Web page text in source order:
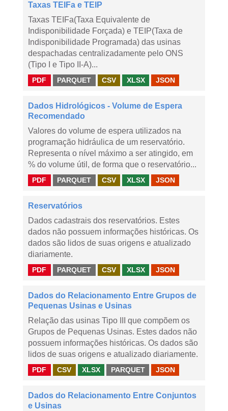
Taxas TEIFa e TEIP
Taxas TEIFa(Taxa Equivalente de
Indisponibilidade Forçada) e TEIP(Taxa de
Indisponibilidade Programada) das usinas
despachadas centralizadamente pelo ONS
(Tipo I e Tipo II-A)...
PDF PARQUET CSV XLSX JSON
Dados Hidrológicos - Volume de Espera
Recomendado
Valores do volume de espera utilizados na
programação hidráulica de um reservatório.
Representa o nível máximo a ser atingido, em
% do volume útil, de forma que o reservatório...
PDF PARQUET CSV XLSX JSON
Reservatórios
Dados cadastrais dos reservatórios. Estes
dados não possuem informações históricas. Os
dados são lidos de suas origens e atualizado
diariamente.
PDF PARQUET CSV XLSX JSON
Dados do Relacionamento Entre Grupos de
Pequenas Usinas e Usinas
Relação das usinas Tipo III que compõem os
Grupos de Pequenas Usinas. Estes dados não
possuem informações históricas. Os dados são
lidos de suas origens e atualizado diariamente.
PDF CSV XLSX PARQUET JSON
Dados do Relacionamento Entre Conjuntos
e Usinas